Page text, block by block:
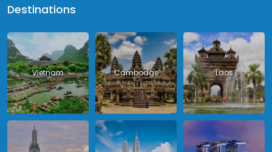
Destinations
Vietnam Cambodge Laos